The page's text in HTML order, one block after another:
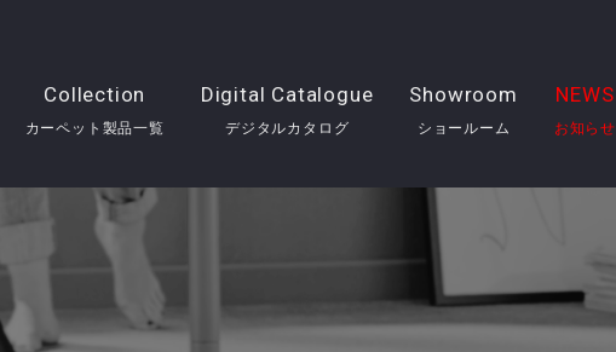
Collection
カーペット製品一覧
Digital Catalogue
デジタルカタログ
Showroom
ショールーム
NEWS
お知らせ